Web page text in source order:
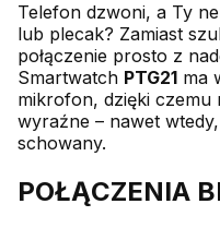
Telefon dzwoni, a Ty
lub plecak? Zamiast
połączenie prosto z
Smartwatch PTG21 ma
mikrofon, dzięki czemu
wyraźne – nawet
schowany.
POŁĄCZENIA